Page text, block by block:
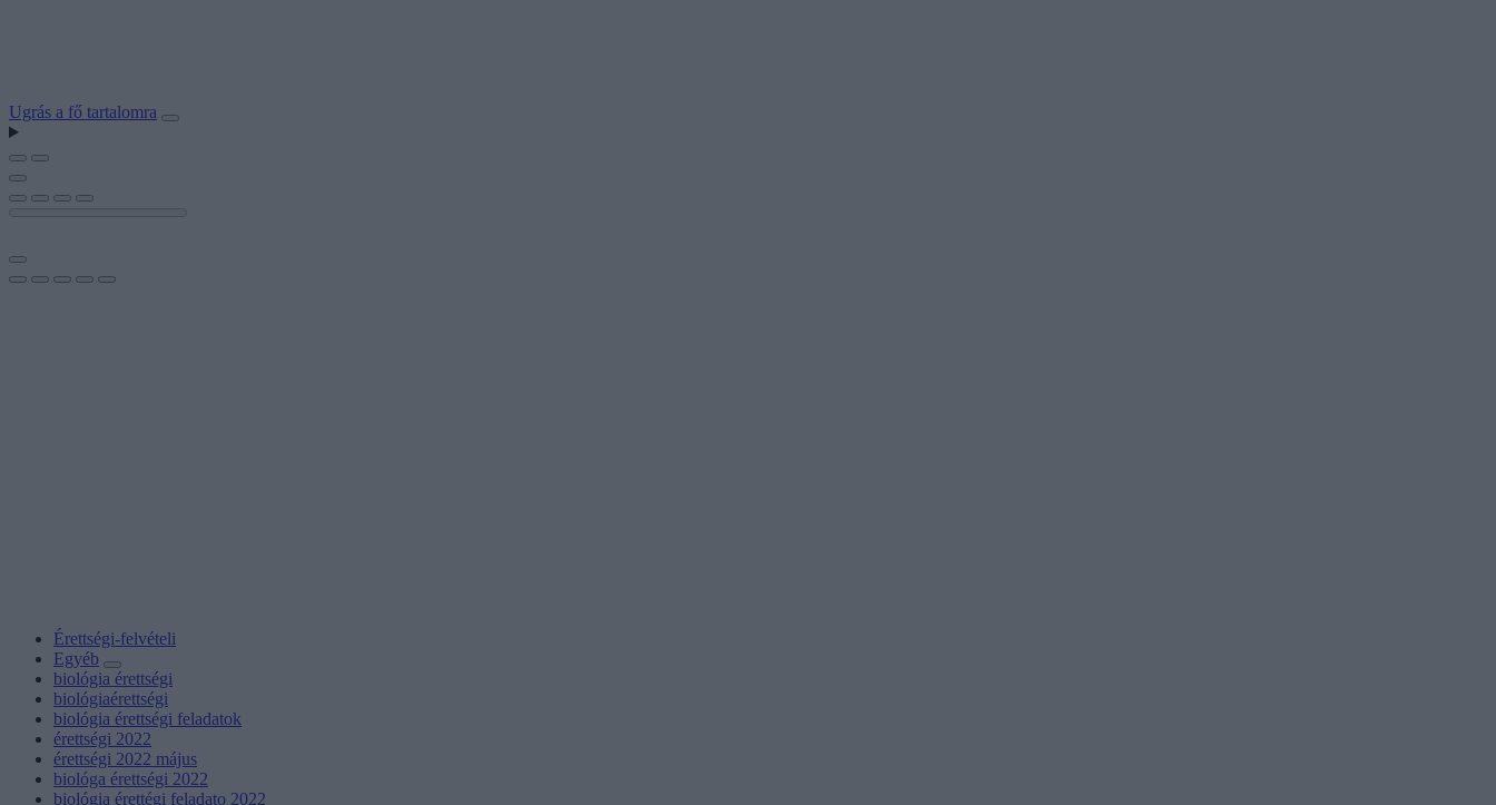
Ugrás a fő tartalomra
Érettségi-felvételi
Egyéb
biológia érettségi
biológiaérettségi
biológia érettségi feladatok
érettségi 2022
érettségi 2022 május
biológa érettségi 2022
biológia érettégi feladato 2022